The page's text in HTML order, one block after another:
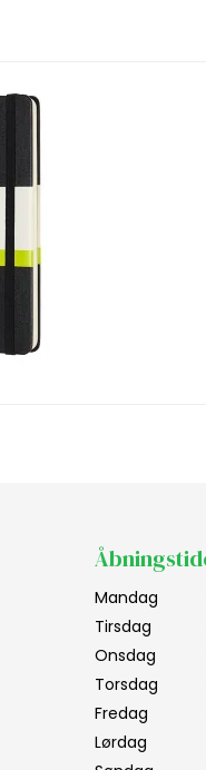
Mandag
Tirsdag
Onsdag
Torsdag
Fredag
Lørdag